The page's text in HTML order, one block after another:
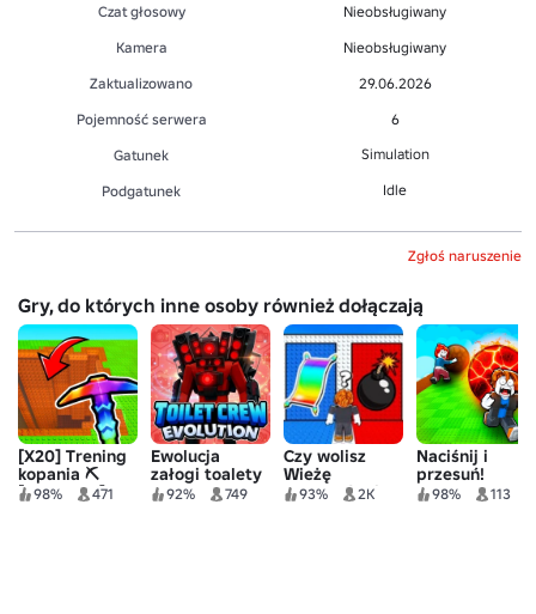
Czat głosowy
Nieobsługiwany
Kamera
Nieobsługiwany
Zaktualizowano
29.06.2026
Pojemność serwera
6
Gatunek
Simulation
Podgatunek Idle
Zgłoś naruszenie
Gry, do których inne osoby również dołączają
[X20] Trening
kopania ⛏️
[WYKIEND]
98% 471
Ewolucja
załogi toalety
92% 749
Czy wolisz
Wieżę
Wyposażenia
93% 2K
Naciśnij i
przesuń!
98% 113